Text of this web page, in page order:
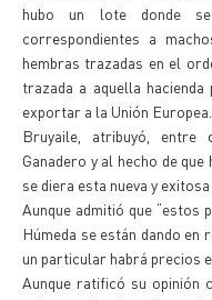
hubo un lote donde
correspondientes a
hembras trazadas en el
trazada a aquella
exportar a la Unión Europea.
Bruyaile, atribuyó, entre
Ganadero y al hecho de que
se diera esta nueva y
Aunque admitió que “estos
Húmeda se están dando en
un particular habrá precios
Aunque ratificó su opinión